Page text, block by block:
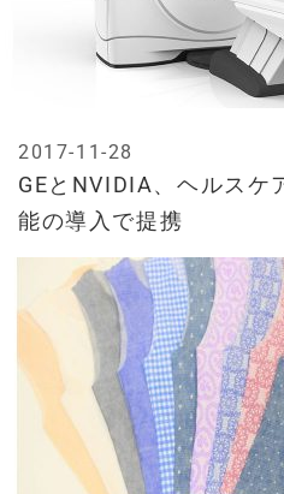
GEとNVIDIA、ヘルスケ
能の導入で提携
2017-11-28